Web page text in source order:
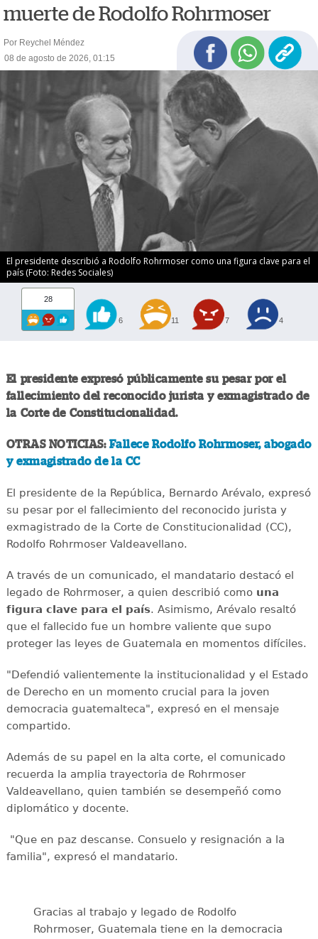
muerte de Rodolfo Rohrmoser
Por Reychel Méndez
08 de agosto de 2026, 01:15
El presidente describió a Rodolfo Rohrmoser como una figura clave para el
país (Foto: Redes Sociales)
28
6 11 7 4
El presidente expresó públicamente su pesar por el
fallecimiento del reconocido jurista y exmagistrado de
la Corte de Constitucionalidad.
OTRAS NOTICIAS: Fallece Rodolfo Rohrmoser, abogado
y exmagistrado de la CC
El presidente de la República, Bernardo Arévalo, expresó
su pesar por el fallecimiento del reconocido jurista y
exmagistrado de la Corte de Constitucionalidad (CC),
Rodolfo Rohrmoser Valdeavellano.
A través de un comunicado, el mandatario destacó el
legado de Rohrmoser, a quien describió comouna
figura clave para el país. Asimismo, Arévalo resaltó
que el fallecido fue un hombre valiente que supo
proteger las leyes de Guatemala en momentos difíciles.
"Defendió valientemente la institucionalidad y el Estado
de Derecho en un momento crucial para la joven
democracia guatemalteca", expresó en el mensaje
compartido.
Además de su papel en la alta corte, el comunicado
recuerda la amplia trayectoria de Rohrmoser
Valdeavellano, quien también se desempeñó como
diplomático y docente.
"Que en paz descanse. Consuelo y resignación a la
familia", expresó el mandatario.
Gracias al trabajo y legado de Rodolfo
Rohrmoser, Guatemala tiene en la democracia